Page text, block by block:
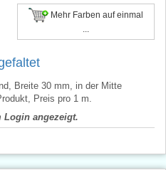
Mehr Farben auf einmal
Breite 30 mm, in der Mitte
Preis pro 1 m.
Login angezeigt.